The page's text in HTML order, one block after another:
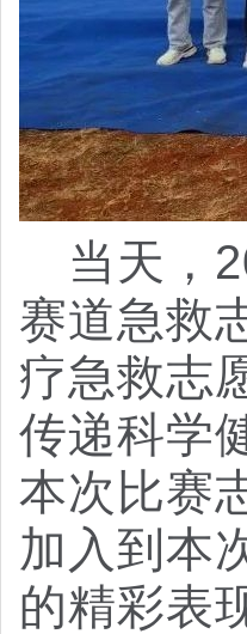
当天，
赛道急救
疗急救志
传递科学
本次比赛
加入到本
的精彩表